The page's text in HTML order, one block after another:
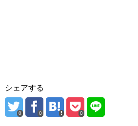
シェアする
0 0 0